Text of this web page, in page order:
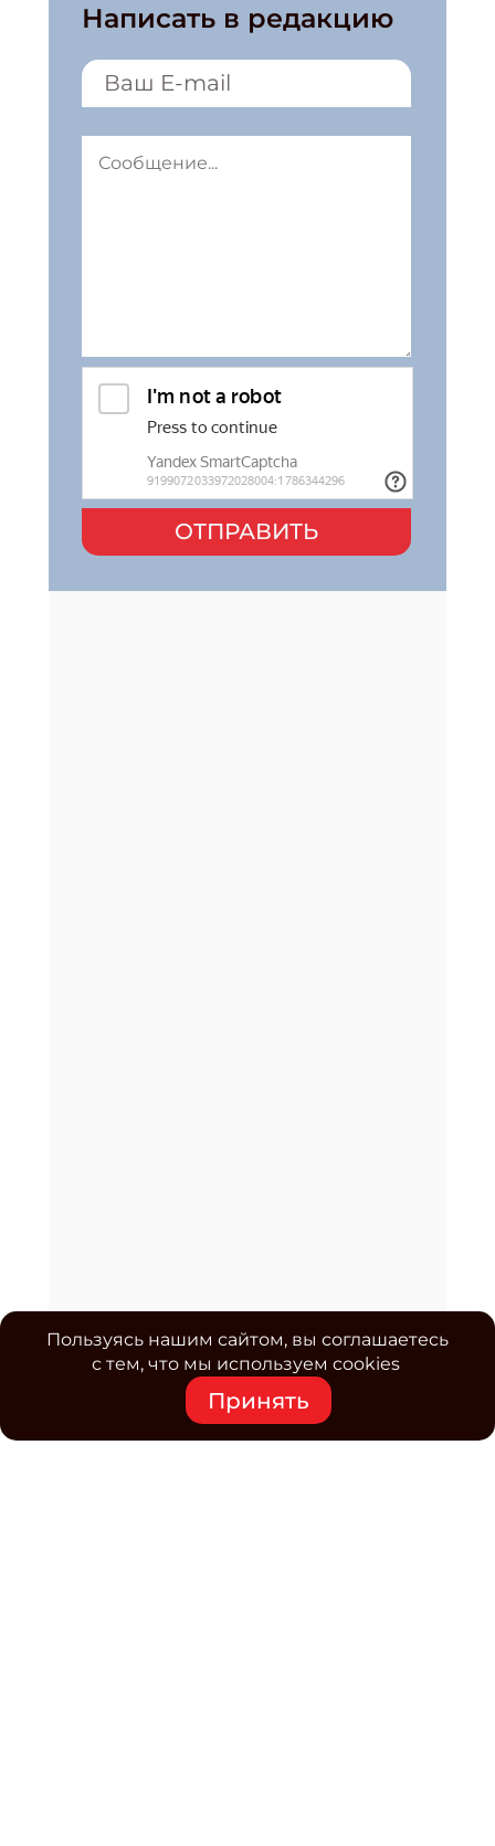
Написать в редакцию
ОТПРАВИТЬ
Пользуясь нашим сайтом, вы соглашаетесь
с тем, что мы используем cookies
Принять